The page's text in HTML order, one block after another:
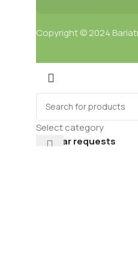
Copyright © 2024
Select category
Popular requests